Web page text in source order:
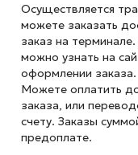
Осуществляется
можете заказать
заказ на
можно узнать на
оформлении заказа.
Можете оплатить
заказа, или
счету. Заказы
предоплате.